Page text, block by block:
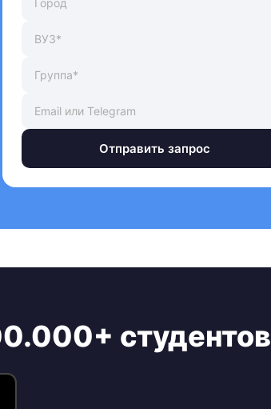
Отправить запрос
студентов